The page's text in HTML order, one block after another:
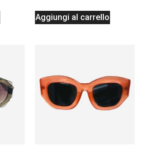
Aggiungi al carrello